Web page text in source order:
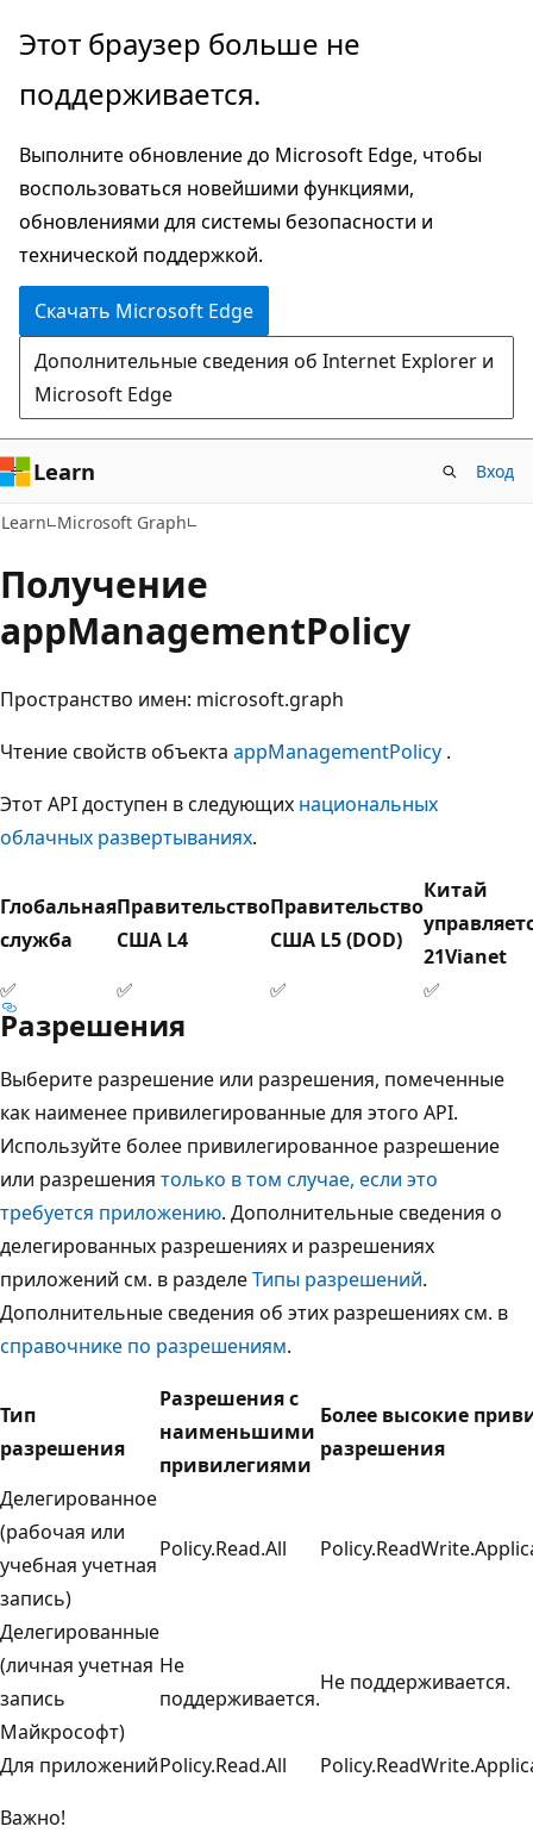
Пропустить
перейти
основному
содержимому
Этот браузер больше не
поддерживается.
Выполните обновление до Microsoft Edge, чтобы
воспользоваться новейшими функциями,
обновлениями для системы безопасности и
технической поддержкой.
Скачать Microsoft Edge
Дополнительные сведения об Internet Explorer и
Microsoft Edge
Learn Вход
Learn Microsoft Graph
Получение
appManagementPolicy
Пространство имен: microsoft.graph
Чтение свойств объекта appManagementPolicy .
Этот API доступен в следующих национальных
облачных развертываниях.
Глобальная
служба
Правительство
США L4
Правительство
США L5 (DOD)
Китай
21Vianet
✅
✅ ✅ ✅
Разрешения
Выберите разрешение или разрешения, помеченные
как наименее привилегированные для этого API.
Используйте более привилегированное разрешение
или разрешения только в том случае, если это
требуется приложению. Дополнительные сведения о
делегированных разрешениях и разрешениях
приложений см. в разделеТипы разрешений.
Дополнительные сведения об этих разрешениях см. в
справочнике по разрешениям.
Тип
разрешения
Разрешения с
наименьшими
привилегиями
Более высокие
разрешения
Делегированное
(рабочая или
учебная учетная
запись)
Policy.Read.All
Делегированные
(личная учетная
запись
Майкрософт)
Не
поддерживается.
Не поддерживается.
Для приложенийPolicy.Read.All
Важно!